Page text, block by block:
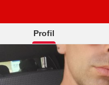
Profil